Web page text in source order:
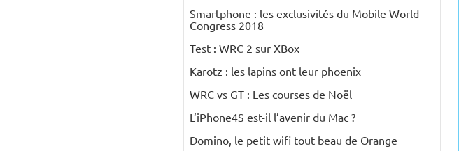
Smartphone : les exclusivités du Mobile World
Congress 2018
Test : WRC 2 sur XBox
Karotz : les lapins ont leur phoenix
WRC vs GT : Les courses de Noël
L’iPhone4S est-il l’avenir du Mac ?
Domino, le petit wifi tout beau de Orange